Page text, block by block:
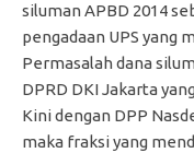
siluman APBD 2014
pengadaan UPS yang
Permasalah dana
DPRD DKI Jakarta
Kini dengan DPP
maka fraksi yang